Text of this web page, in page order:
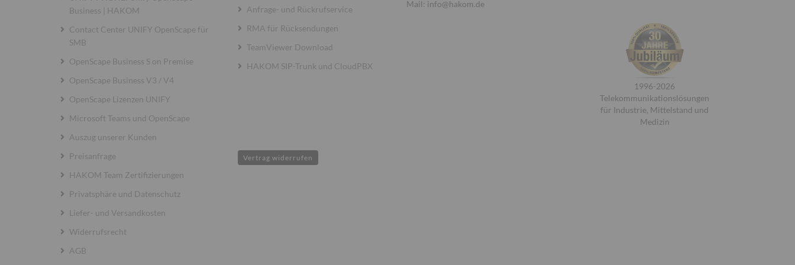
Business | HAKOM
Contact Center UNIFY OpenScape für
SMB
OpenScape Business S on Premise
OpenScape Business V3 / V4
OpenScape Lizenzen UNIFY
Microsoft Teams und OpenScape
Auszug unserer Kunden
Preisanfrage
HAKOM Team Zertifizierungen
Privatsphäre und Datenschutz
Liefer- und Versandkosten
Widerrufsrecht
AGB
Anfrage- und Rückrufservice
RMA für Rücksendungen
TeamViewer Download
HAKOM SIP-Trunk und CloudPBX
Mail: info@hakom.de
1996-2026
Telekommunikationslösungen
für Industrie, Mittelstand und
Medizin
Vertrag widerrufen